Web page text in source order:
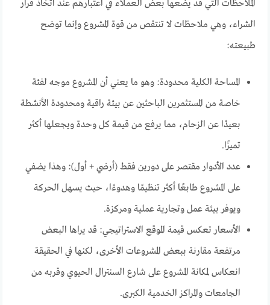
الملاحظات التي قد يضعها بعض العملاء في اعتبارهم عند اتخاذ قرار
الشراء، وهي ملاحظات لا تنتقص من قوة المشروع وإنما توضح
طبيعته:
المساحة الكلية محدودة: وهو ما يعني أن المشروع موجه لفئة
خاصة من المستثمرين الباحثين عن بيئة راقية ومحدودة الأنشطة
بعيدًا عن الزحام، مما يرفع من قيمة كل وحدة ويجعلها أكثر
تميزًا.
عدد الأدوار مقتصر على دورين فقط (أرضي + أول): وهذا يضفي
على المشروع طابعًا أكثر تنظيمًا وهدوءًا، حيث يسهل الحركة
ويوفر بيئة عمل وتجارية عملية ومركزة.
الأسعار تعكس قيمة الموقع الاستراتيجي: قد يراها البعض
مرتفعة مقارنة ببعض المشروعات الأخرى، لكنها في الحقيقة
انعكاس لمكانة المشروع على شارع السنترال الحيوي وقربه من
الجامعات والمراكز الخدمية الكبرى.